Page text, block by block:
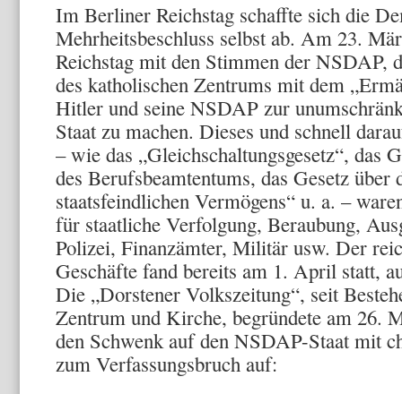
Im Berliner Reichstag schaffte sich die
Mehrheitsbeschluss selbst ab. Am 23.
Reichstag mit den Stimmen der NSDAP,
des katholischen Zentrums mit dem
Hitler und seine NSDAP zur
Staat zu machen. Dieses und schnell
– wie das „Gleichschaltungsgesetz“, das
des Berufsbeamtentums, das Gesetz
staatsfeindlichen Vermögens“ u. a. –
für staatliche Verfolgung, Beraubung,
Polizei, Finanzämter, Militär usw. Der
Geschäfte fand bereits am 1. April statt,
Die „Dorstener Volkszeitung“, seit
Zentrum und Kirche, begründete am 26.
den Schwenk auf den NSDAP-Staat mit
zum Verfassungsbruch auf: